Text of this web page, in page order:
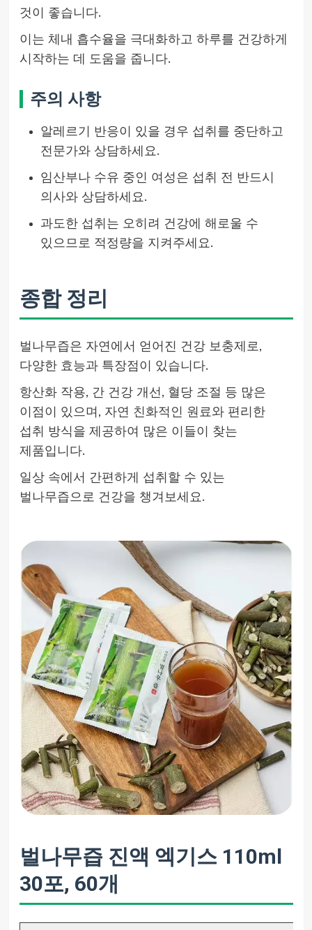
것이 좋습니다.
이는 체내 흡수율을 극대화하고 하루를 건강하게
시작하는 데 도움을 줍니다.
주의 사항
알레르기 반응이 있을 경우 섭취를 중단하고
전문가와 상담하세요.
임산부나 수유 중인 여성은 섭취 전 반드시
의사와 상담하세요.
과도한 섭취는 오히려 건강에 해로울 수
있으므로 적정량을 지켜주세요.
종합 정리
벌나무즙은 자연에서 얻어진 건강 보충제로,
다양한 효능과 특장점이 있습니다.
항산화 작용, 간 건강 개선, 혈당 조절 등 많은
이점이 있으며, 자연 친화적인 원료와 편리한
섭취 방식을 제공하여 많은 이들이 찾는
제품입니다.
일상 속에서 간편하게 섭취할 수 있는
벌나무즙으로 건강을 챙겨보세요.
벌나무즙 진액 엑기스 110ml
30포, 60개